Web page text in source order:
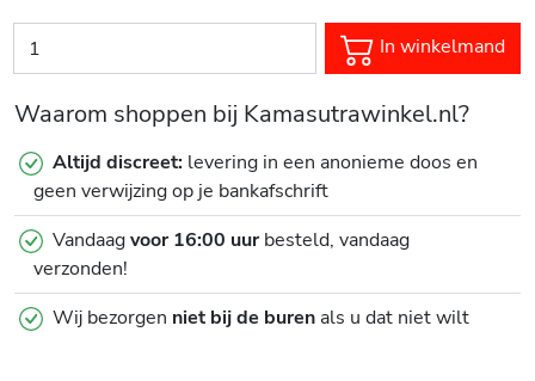
In winkelmand
Waarom shoppen bij Kamasutrawinkel.nl?
Altijd discreet: levering in een anonieme doos en
geen verwijzing op je bankafschrift
Vandaagvoor 16:00 uurbesteld, vandaag
verzonden!
Wij bezorgen niet bij de burenals u dat niet wilt